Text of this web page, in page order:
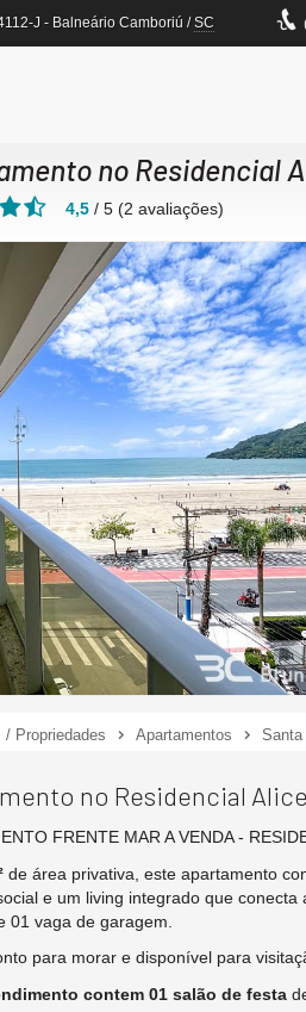
J - Balneário Camboriú /SC
no Residencial
4,5 / 5 (2 avaliações)
/ Propriedades Apartamentos Santa
no Residencial
FRENTE MAR A VENDA -
de área privativa, este apartamento
e um living integrado que
01 vaga de garagem.
para morar e disponível para
contem 01 salão de festa